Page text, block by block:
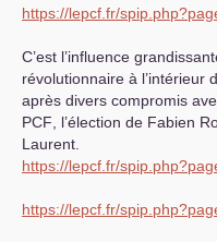
https://lepcf.fr/
C’est l’influence
révolutionnaire à l’intérieur
après divers compromis
PCF , l’élection de Fabien
Laurent.
https://lepcf.fr/
https://lepcf.fr/